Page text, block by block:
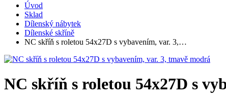
Úvod
Sklad
Dílenský nábytek
Dílenské skříně
NC skříň s roletou 54x27D s vybavením, var. 3,…
NC skříň s roletou 54x27D s